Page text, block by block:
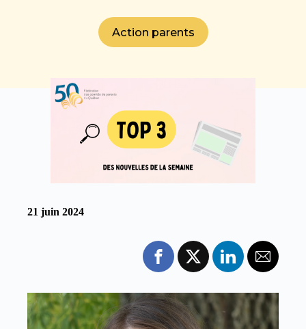
Action parents
21 juin 2024